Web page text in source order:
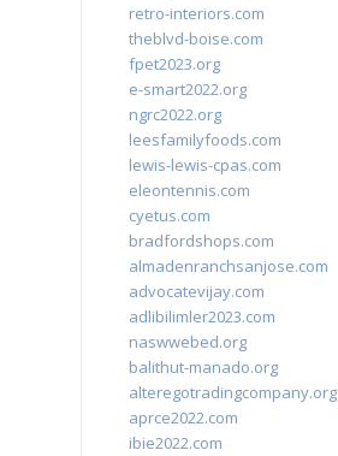
retro-interiors.com
theblvd-boise.com
fpet2023.org
e-smart2022.org
ngrc2022.org
leesfamilyfoods.com
lewis-lewis-cpas.com
eleontennis.com
cyetus.com
bradfordshops.com
almadenranchsanjose.com
advocatevijay.com
adlibilimler2023.com
naswwebed.org
balithut-manado.org
alteregotradingcompany.org
aprce2022.com
ibie2022.com